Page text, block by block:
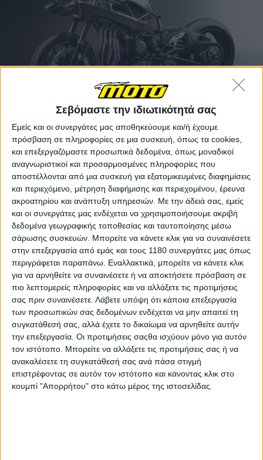
Σεβόμαστε την ιδιωτικότητά σας
Εμείς και οι συνεργάτες μας αποθηκεύουμε και/ή έχουμε
πρόσβαση σε πληροφορίες σε μια συσκευή, όπως τα cookies,
και επεξεργαζόμαστε προσωπικά δεδομένα, όπως μοναδικοί
αναγνωριστικοί και προσαρμοσμένες πληροφορίες που
αποστέλλονται από μια συσκευή για εξατομικευμένες διαφημίσεις
και περιεχόμενο, μέτρηση διαφήμισης και περιεχομένου, έρευνα
ακροατηρίου και ανάπτυξη υπηρεσιών. Με την άδειά σας, εμείς
και οι συνεργάτες μας ενδέχεται να χρησιμοποιήσουμε ακριβή
δεδομένα γεωγραφικής τοποθεσίας και ταυτοποίησης μέσω
σάρωσης συσκευών. Μπορείτε να κάνετε κλικ για να συναινέσετε
στην επεξεργασία από εμάς και τους 1180 συνεργάτες μας όπως
περιγράφεται παραπάνω. Εναλλακτικά, μπορείτε να κάνετε κλικ
για να αρνηθείτε να συναινέσετε ή να αποκτήσετε πρόσβαση σε
πιο λεπτομερείς πληροφορίες και να αλλάξετε τις προτιμήσεις
σας πριν συναινέσετε. Λάβετε υπόψη ότι κάποια επεξεργασία
των προσωπικών σας δεδομένων ενδέχεται να μην απαιτεί τη
συγκατάθεσή σας, αλλά έχετε το δικαίωμα να αρνηθείτε αυτήν
την επεξεργασία. Οι προτιμήσεις σαςθα ισχύουν μόνο για αυτόν
τον ιστότοπο. Μπορείτε να αλλάξετε τις προτιμήσεις σας ή να
ανακαλέσετε τη συγκατάθεσή σας ανά πάσα στιγμή
επιστρέφοντας σε αυτόν τον ιστότοπο και κάνοντας κλικ στο
κουμπί "Απορρήτου" στο κάτω μέρος της ιστοσελίδας.
Λέμε “τουλάχιστον 200” διότι ακόμα δεν ξέρουμε αν
θα έχει την έκδοση με τα 200 άλογα της τουριστικής
SX ή την έκδοση του street legal H2 με τα 231 άλογα.
Έτσι κι αλλιώς, χάρη στον μηχανικό υπερσυμπιεστή
με πλανητικό κιβώτιο, είναι εύκολο για την Kawasaki
να βγάλει όσα άλογα θέλει με μια απλή ρύθμιση της
πίεσης.Το σίγουρο είναι πως η πράσινη εταιρεία
συνεχίζει να επενδύει στον υπερτροφοδοτούμενο
κινητήρα της και κυρίως στη βελτίωση αυτής της
τεχνολογίας. Από το 2015 που είχαμε οδηγήσει το H2R
έως και σήμερα, η Kawasaki έχει επανασχεδιάσει
πολλές λεπτομέρειες στην τροφοδοσία των H2. Από τα
200 άλογα της πρώτης Η2, φτάσαμε στα 231 στο
μοντέλο του 2019, ενώ προστέθηκε και η έκδοση των
200 ίππων της τουριστικής SX, που έχει
διαφορετικούς εκκεντροφόρους και γενικά
διαχειρίζεται την ροή του αέρα στην κεφαλή με σκοπό
την οικονομία κατανάλωσης καυσίμου.